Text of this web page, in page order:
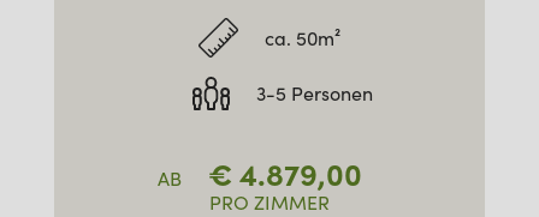
ca. 50m²
3-5 Personen
AB € 4.879,00
PRO ZIMMER